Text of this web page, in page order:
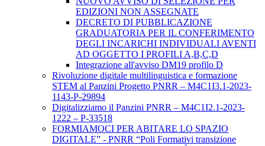
EDIZIONI NON ASSEGNATE
DECRETO DI PUBBLICAZIONE
GRADUATORIA PER IL CONFERIMENTO
DEGLI INCARICHI INDIVIDUALI AVENTI
AD OGGETTO I PROFILI A,B,C,D
Integrazione all'avviso DM19 profilo D
Rivoluzione digitale multilinguistica e formazione
STEM al Panzini Progetto PNRR – M4C1I3.1-2023-
1143-P-29894
Digitalizziamo il Panzini PNRR – M4C1I2.1-2023-
1222 – P-33518
FORMIAMOCI PER ABITARE LO SPAZIO
DIGITALE” - PNRR “Poli Formativi transizione